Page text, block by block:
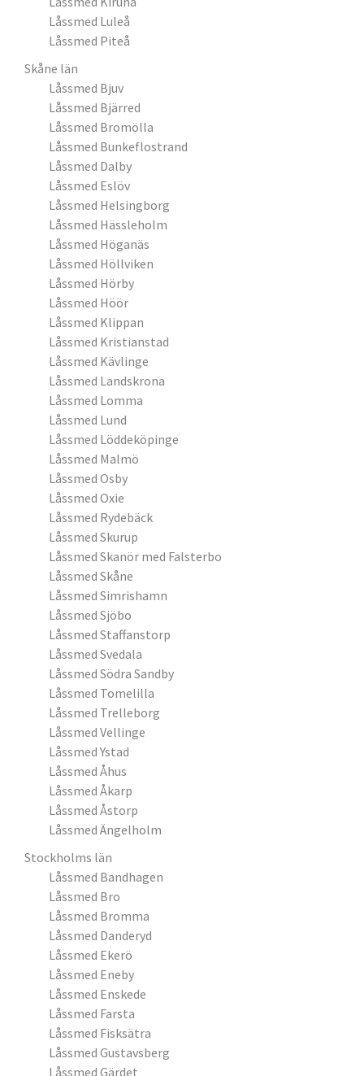
Låssmed Luleå
Låssmed Piteå
Skåne län
Låssmed Bjuv
Låssmed Bjärred
Låssmed Bromölla
Låssmed Bunkeflostrand
Låssmed Dalby
Låssmed Eslöv
Låssmed Helsingborg
Låssmed Hässleholm
Låssmed Höganäs
Låssmed Höllviken
Låssmed Hörby
Låssmed Höör
Låssmed Klippan
Låssmed Kristianstad
Låssmed Kävlinge
Låssmed Landskrona
Låssmed Lomma
Låssmed Lund
Låssmed Löddeköpinge
Låssmed Malmö
Låssmed Osby
Låssmed Oxie
Låssmed Rydebäck
Låssmed Skurup
Låssmed Skanör med Falsterbo
Låssmed Skåne
Låssmed Simrishamn
Låssmed Sjöbo
Låssmed Staffanstorp
Låssmed Svedala
Låssmed Södra Sandby
Låssmed Tomelilla
Låssmed Trelleborg
Låssmed Vellinge
Låssmed Ystad
Låssmed Åhus
Låssmed Åkarp
Låssmed Åstorp
Låssmed Ängelholm
Stockholms län
Låssmed Bandhagen
Låssmed Bro
Låssmed Bromma
Låssmed Danderyd
Låssmed Ekerö
Låssmed Eneby
Låssmed Enskede
Låssmed Farsta
Låssmed Fisksätra
Låssmed Gustavsberg
Låssmed Gärdet